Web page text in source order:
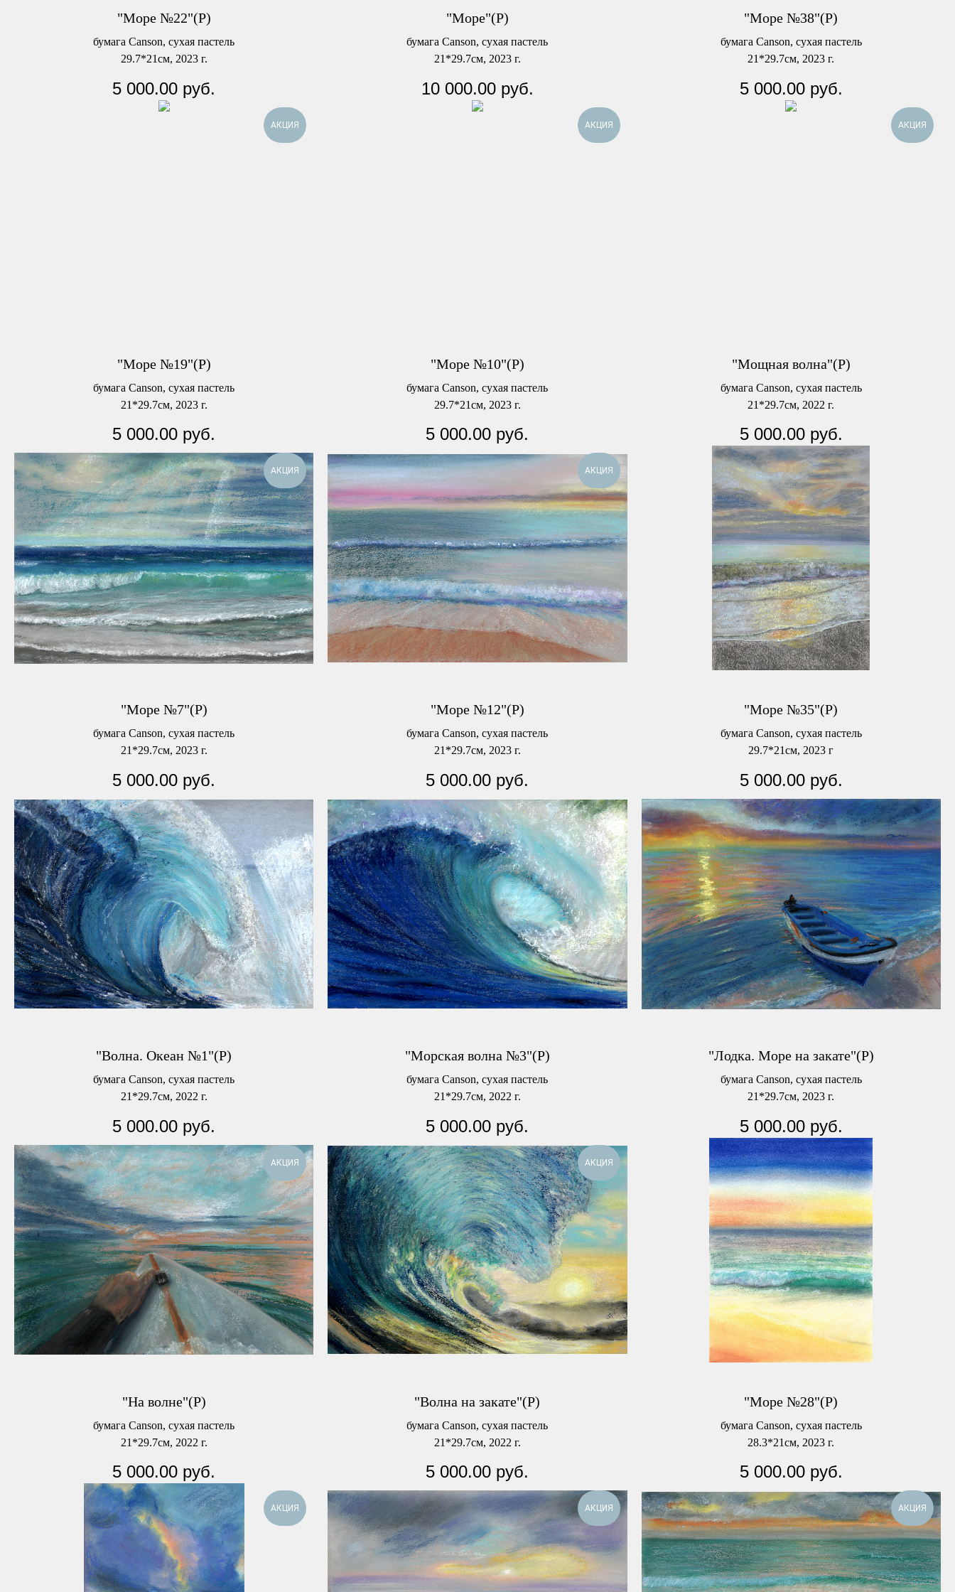
"Море №22"(Р)
бумага Canson, сухая пастель
29.7*21см, 2023 г.
5 000.00 руб.
"Море"(Р)
бумага Canson, сухая пастель
21*29.7см, 2023 г.
10 000.00 руб.
"Море №38"(Р)
бумага Canson, сухая пастель
21*29.7см, 2023 г.
5 000.00 руб.
АКЦИЯ
"Море №19"(Р)
бумага Canson, сухая пастель
21*29.7см, 2023 г.
5 000.00 руб.
АКЦИЯ
"Море №10"(Р)
бумага Canson, сухая пастель
29.7*21см, 2023 г.
5 000.00 руб.
АКЦИЯ
"Мощная волна"(Р)
бумага Canson, сухая пастель
21*29.7см, 2022 г.
5 000.00 руб.
АКЦИЯ
"Море №7"(Р)
бумага Canson, сухая пастель
21*29.7см, 2023 г.
5 000.00 руб.
АКЦИЯ
"Море №12"(Р)
бумага Canson, сухая пастель
21*29.7см, 2023 г.
5 000.00 руб.
"Море №35"(Р)
бумага Canson, сухая пастель
29.7*21см, 2023 г
5 000.00 руб.
"Волна. Океан №1"(Р)
бумага Canson, сухая пастель
21*29.7см, 2022 г.
5 000.00 руб.
"Морская волна №3"(Р)
бумага Canson, сухая пастель
21*29.7см, 2022 г.
5 000.00 руб.
"Лодка. Море на закате"(Р)
бумага Canson, сухая пастель
21*29.7см, 2023 г.
5 000.00 руб.
АКЦИЯ
"На волне"(Р)
бумага Canson, сухая пастель
21*29.7см, 2022 г.
5 000.00 руб.
АКЦИЯ
"Волна на закате"(Р)
бумага Canson, сухая пастель
21*29.7см, 2022 г.
5 000.00 руб.
"Море №28"(Р)
бумага Canson, сухая пастель
28.3*21см, 2023 г.
5 000.00 руб.
АКЦИЯ АКЦИЯ АКЦИЯ